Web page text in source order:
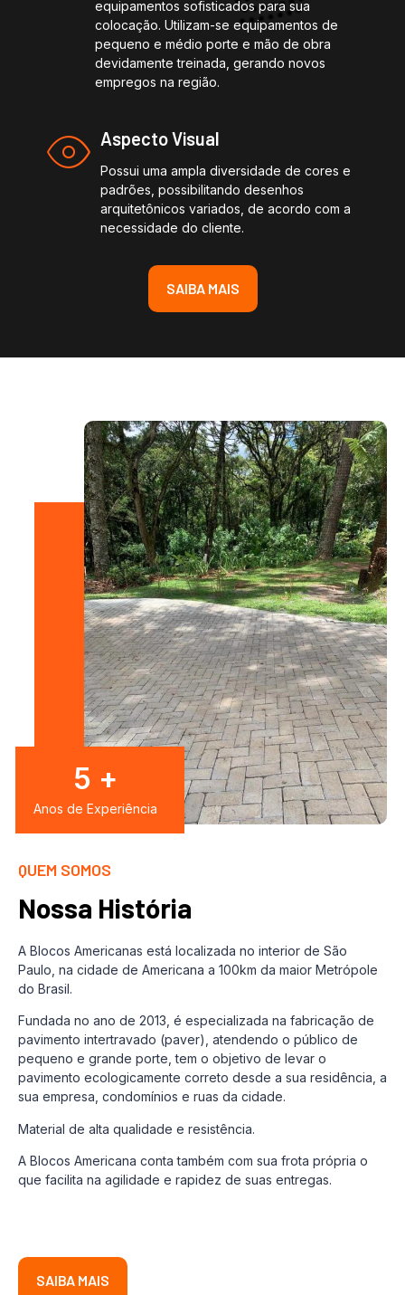
equipamentos sofisticados para sua
colocação. Utilizam-se equipamentos de
pequeno e médio porte e mão de obra
devidamente treinada, gerando novos
empregos na região.
Aspecto Visual
Possui uma ampla diversidade de cores e
padrões, possibilitando desenhos
arquitetônicos variados, de acordo com a
necessidade do cliente.
SAIBA MAIS
QUEM SOMOS
Nossa História
A Blocos Americanas está localizada no interior de São
Paulo, na cidade de Americana a 100km da maior Metrópole
do Brasil.
Fundada no ano de 2013, é especializada na fabricação de
pavimento intertravado (paver), atendendo o público de
pequeno e grande porte, tem o objetivo de levar o
pavimento ecologicamente correto desde a sua residência, a
sua empresa, condomínios e ruas da cidade.
Material de alta qualidade e resistência.
A Blocos Americana conta também com sua frota própria o
que facilita na agilidade e rapidez de suas entregas.
SAIBA MAIS
8 +
Anos de Experiência